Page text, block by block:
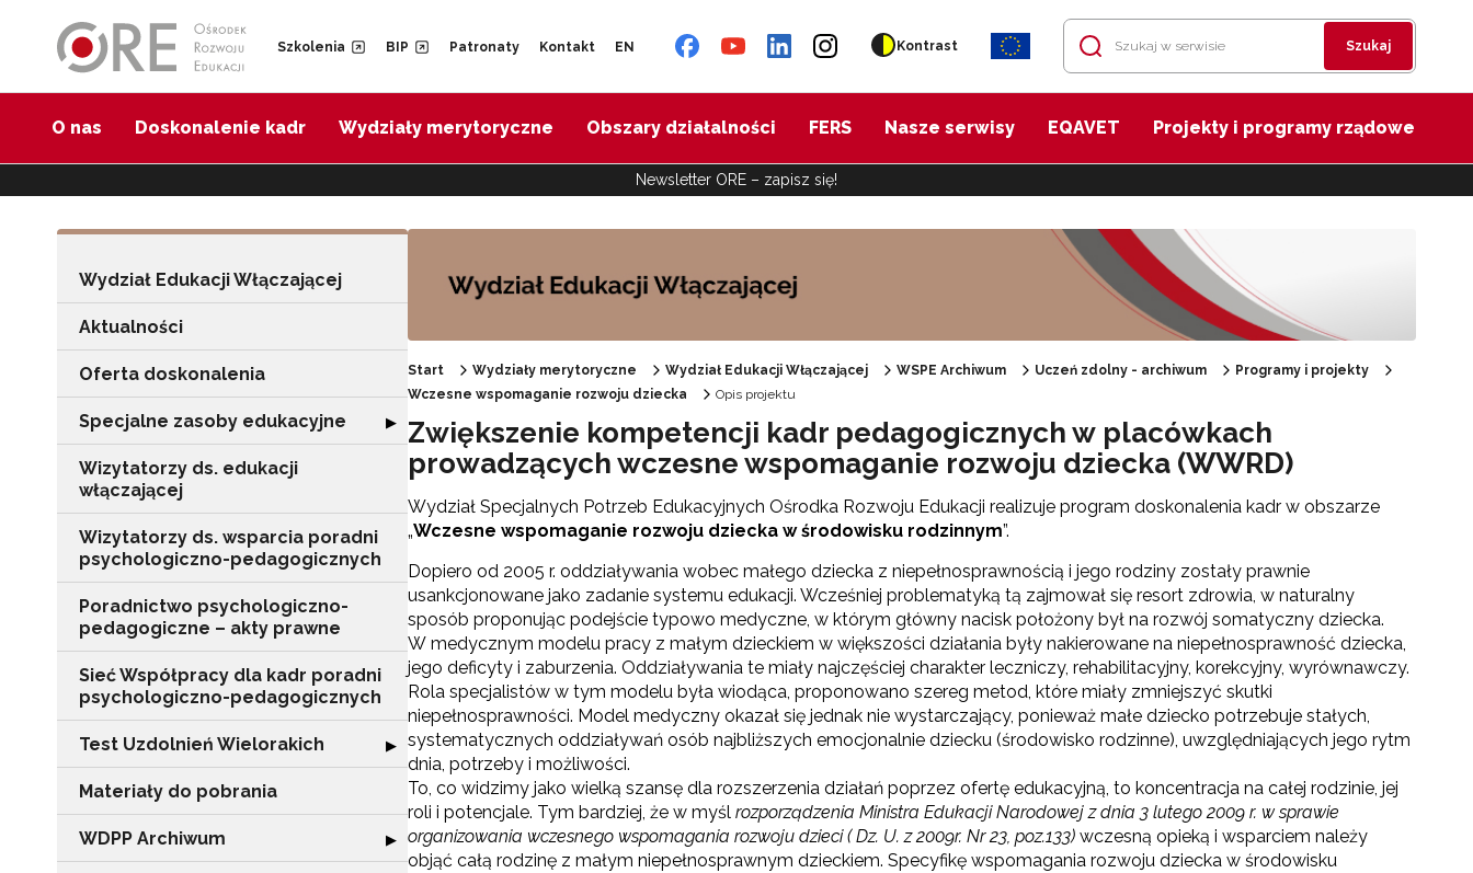
Szkolenia BIP Patronaty Kontakt EN Kontrast Szukaj
O nas Doskonalenie kadr Wydziały merytoryczne Obszary działalności FERS Nasze serwisy EQAVET Projekty i programy rządowe
Newsletter ORE – zapisz się!
Wydział Edukacji Włączającej
Aktualności
Oferta doskonalenia
Specjalne zasoby edukacyjne Rozwiń sekcję "Specjalne zasoby edukacyjne"
▶
Wizytatorzy ds. edukacji
włączającej
Wizytatorzy ds. wsparcia poradni
psychologiczno-pedagogicznych
Poradnictwo psychologiczno-
pedagogiczne – akty prawne
Sieć Współpracy dla kadr poradni
psychologiczno-pedagogicznych
Test Uzdolnień Wielorakich Rozwiń sekcję "Test Uzdolnień Wielorakich"
▶
Materiały do pobrania
WDPP Archiwum Rozwiń sekcję "WDPP Archiwum"
▶
Start Wydziały merytoryczne Wydział Edukacji Włączającej WSPE Archiwum Uczeń zdolny - archiwum
Programy i projekty
Wczesne wspomaganie rozwoju dziecka
Opis projektu
Zwiększenie kompetencji kadr pedagogicznych w placówkach
prowadzących wczesne wspomaganie rozwoju dziecka (WWRD)
Wydział Specjalnych Potrzeb Edukacyjnych Ośrodka Rozwoju Edukacji realizuje program doskonalenia kadr w obszarze
„Wczesne wspomaganie rozwoju dziecka w środowisku rodzinnym”.
Dopiero od 2005 r. oddziaływania wobec małego dziecka z niepełnosprawnością i jego rodziny zostały prawnie
usankcjonowane jako zadanie systemu edukacji. Wcześniej problematyką tą zajmował się resort zdrowia, w naturalny
sposób proponując podejście typowo medyczne, w którym główny nacisk położony był na rozwój somatyczny dziecka.
W medycznym modelu pracy z małym dzieckiem w większości działania były nakierowane na niepełnosprawność dziecka,
jego deficyty i zaburzenia. Oddziaływania te miały najczęściej charakter leczniczy, rehabilitacyjny, korekcyjny, wyrównawczy.
Rola specjalistów w tym modelu była wiodąca, proponowano szereg metod, które miały zmniejszyć skutki
niepełnosprawności. Model medyczny okazał się jednak nie wystarczający, ponieważ małe dziecko potrzebuje stałych,
systematycznych oddziaływań osób najbliższych emocjonalnie dziecku (środowisko rodzinne), uwzględniających jego rytm
dnia, potrzeby i możliwości.
To, co widzimy jako wielką szansę dla rozszerzenia działań poprzez ofertę edukacyjną, to koncentracja na całej rodzinie, jej
roli i potencjale. Tym bardziej, że w myśl rozporządzenia Ministra Edukacji Narodowej z dnia 3 lutego 2009 r. w sprawie
organizowania wczesnego wspomagania rozwoju dzieci ( Dz. U. z 2009r. Nr 23, poz.133) wczesną opieką i wsparciem należy
objąć całą rodzinę z małym niepełnosprawnym dzieckiem. Specyfikę wspomagania rozwoju dziecka w środowisku